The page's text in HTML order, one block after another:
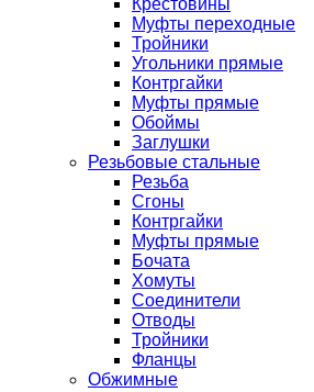
Крестовины
Муфты переходные
Тройники
Угольники прямые
Контргайки
Муфты прямые
Обоймы
Заглушки
Резьбовые стальные
Резьба
Сгоны
Контргайки
Муфты прямые
Бочата
Хомуты
Соединители
Отводы
Тройники
Фланцы
Обжимные